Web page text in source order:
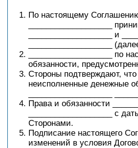
По настоящему
___________________
___________________ и
___________________
___________________ по
обязанности,
Стороны подтверждают,
неисполненные денежные
___________________
Права и обязанности
___________________ с
Сторонами.
Подписание настоящего
изменений в условия